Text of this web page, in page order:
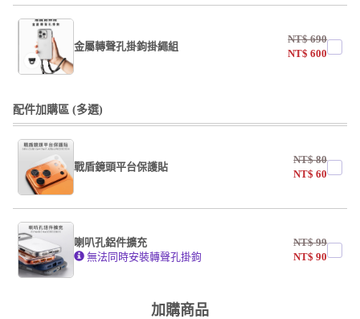
undefined / undefined
掛繩
金屬轉聲孔掛鉤掛繩組
NT$690
NT$600
掛繩
undefined / undefined
配件加購區 (多選)
戰盾鏡頭平台保護貼
NT$80
NT$60
系列
喇叭孔鋁件擴充
無法同時安裝轉聲孔掛鉤
NT$99
NT$90
加購商品